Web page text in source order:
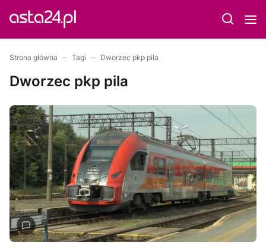
Strona główna Tagi Dworzec pkp pila
Dworzec pkp pila